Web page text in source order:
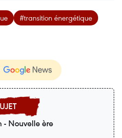
#transition énergétique
- Nouvelle ère